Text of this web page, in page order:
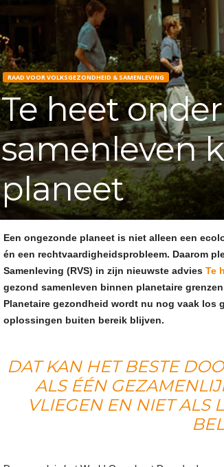
f
RAAD VOOR VOLKSGEZONDHEID & SAMENLEVING
Te heet
samenleven
planeet
Een ongezonde planeet is niet alleen een
én een rechtvaardigheidsprobleem. Daarom
Samenleving (RVS) in zijn nieuwste advies Te
gezond samenleven binnen planetaire
Planetaire gezondheid wordt nu nog vaak los
oplossingen buiten bereik blijven.
DAT KAN HET BESTE
ALS ÉÉN
VLIEGEN EN NIET ALS